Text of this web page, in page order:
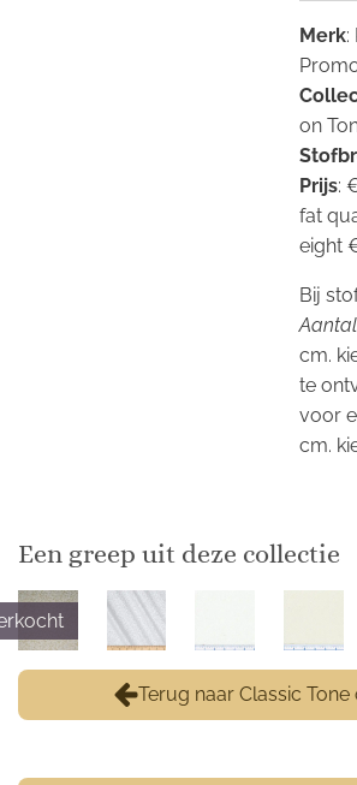
Merk:
on
Prijs:
fat
eight
Bij
Aantal
cm.
te
voor
cm.
Een greep uit deze collectie
Terug naar Classic Tone